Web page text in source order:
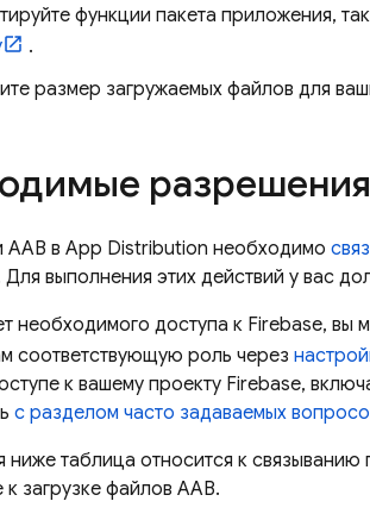
функции пакета приложения,
.
размер загружаемых файлов для
разрешения
AAB в App Distribution необходимо
Для выполнения этих действий у вас
необходимого доступа к Firebase,
соответствующую роль через
к вашему проекту Firebase,
с разделом часто задаваемых
ниже таблица относится к
к загрузке файлов AAB.